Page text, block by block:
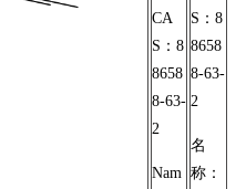
CA
S：8
8658
8-63-
2
Nam
S：8
8658
8-63-
2
名
称：